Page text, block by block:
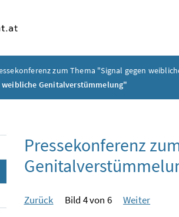
zum Thema "Signal gegen
weibliche Genitalverstümmelung"
Pressekonferenz
Zurück Bild 4 von 6 Weiter